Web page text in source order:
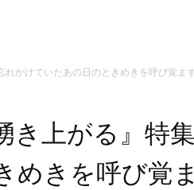
れかけていたあの日のときめきを呼び覚ま
き上がる』特集
めきを呼び覚ま